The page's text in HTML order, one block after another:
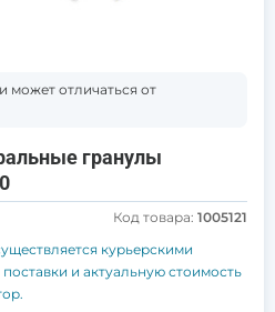
может отличаться от
гранулы
Код товара: 1005121
курьерскими
и актуальную стоимость